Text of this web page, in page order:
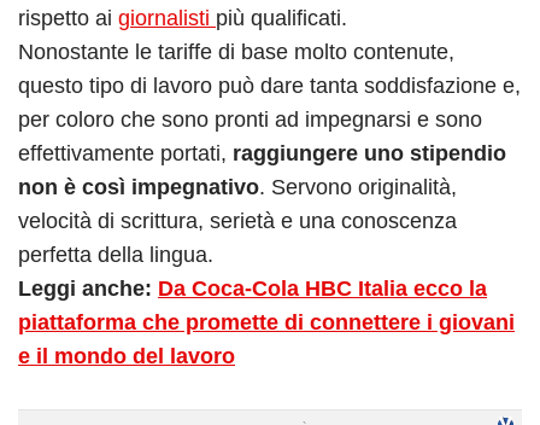
rispetto ai giornalisti più qualificati.
Nonostante le tariffe di base molto contenute,
questo tipo di lavoro può dare tanta soddisfazione e,
per coloro che sono pronti ad impegnarsi e sono
effettivamente portati, raggiungere uno stipendio
non è così impegnativo. Servono originalità,
velocità di scrittura, serietà e una conoscenza
perfetta della lingua.
Leggi anche: Da Coca-Cola HBC Italia ecco la
piattaforma che promette di connettere i giovani
e il mondo del lavoro